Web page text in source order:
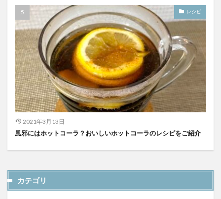
レシピ
2021年3月13日
風邪にはホットコーラ？おいしいホットコーラのレシピをご紹介
カテゴリ